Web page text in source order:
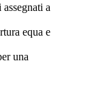
a
equa e
una